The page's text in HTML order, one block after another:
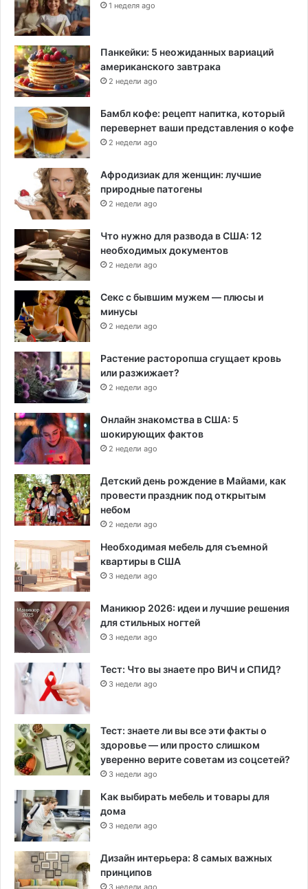
1 неделя ago
Панкейки: 5 неожиданных вариаций
американского завтрака
2 недели ago
Бамбл кофе: рецепт напитка, который
перевернет ваши представления о кофе
2 недели ago
Афродизиак для женщин: лучшие
природные патогены
2 недели ago
Что нужно для развода в США: 12
необходимых документов
2 недели ago
Секс с бывшим мужем — плюсы и
минусы
2 недели ago
Растение расторопша сгущает кровь
или разжижает?
2 недели ago
Онлайн знакомства в США: 5
шокирующих фактов
2 недели ago
Детский день рождение в Майами, как
провести праздник под открытым
небом
2 недели ago
Необходимая мебель для съемной
квартиры в США
3 недели ago
Маникюр 2026: идеи и лучшие решения
для стильных ногтей
3 недели ago
Тест: Что вы знаете про ВИЧ и СПИД?
3 недели ago
Тест: знаете ли вы все эти факты о
здоровье — или просто слишком
уверенно верите советам из соцсетей?
3 недели ago
Как выбирать мебель и товары для
дома
3 недели ago
Дизайн интерьера: 8 самых важных
принципов